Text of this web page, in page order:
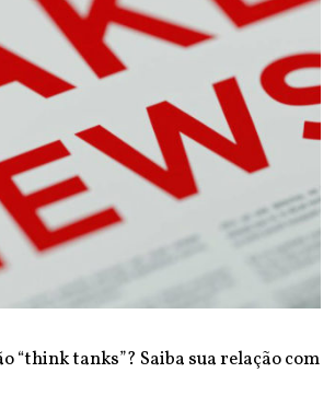
“think tanks”? Saiba sua relação com